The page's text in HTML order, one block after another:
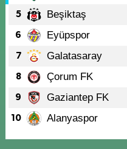
5 Beşiktaş
6 Eyüpspor
7 Galatasaray
8 Çorum FK
9 Gaziantep FK
10 Alanyaspor